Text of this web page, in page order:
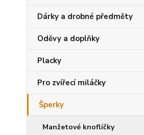
Dárky a drobné předměty
Oděvy a doplňky
Placky
Pro zvířecí miláčky
Šperky
Manžetové knoflíčky